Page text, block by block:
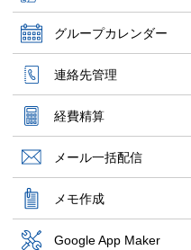
グループカレンダー
連絡先管理
経費精算
メール一括配信
メモ作成
Google App Maker